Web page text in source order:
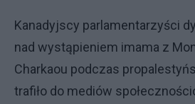
Kanadyjscy parlamentarzyści
nad wystąpieniem imama z
Charkaou podczas
trafiło do mediów